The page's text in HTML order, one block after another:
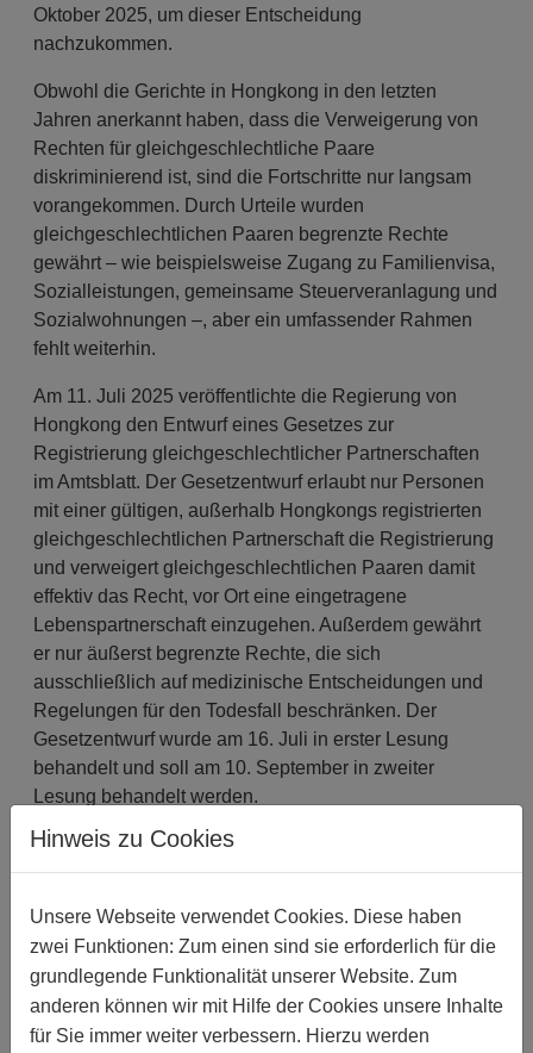
Oktober 2025, um dieser Entscheidung
nachzukommen.
Obwohl die Gerichte in Hongkong in den letzten
Jahren anerkannt haben, dass die Verweigerung von
Rechten für gleichgeschlechtliche Paare
diskriminierend ist, sind die Fortschritte nur langsam
vorangekommen. Durch Urteile wurden
gleichgeschlechtlichen Paaren begrenzte Rechte
gewährt – wie beispielsweise Zugang zu Familienvisa,
Sozialleistungen, gemeinsame Steuerveranlagung und
Sozialwohnungen –, aber ein umfassender Rahmen
fehlt weiterhin.
Am 11. Juli 2025 veröffentlichte die Regierung von
Hongkong den Entwurf eines Gesetzes zur
Registrierung gleichgeschlechtlicher Partnerschaften
im Amtsblatt. Der Gesetzentwurf erlaubt nur Personen
mit einer gültigen, außerhalb Hongkongs registrierten
gleichgeschlechtlichen Partnerschaft die Registrierung
und verweigert gleichgeschlechtlichen Paaren damit
effektiv das Recht, vor Ort eine eingetragene
Lebenspartnerschaft einzugehen. Außerdem gewährt
er nur äußerst begrenzte Rechte, die sich
ausschließlich auf medizinische Entscheidungen und
Regelungen für den Todesfall beschränken. Der
Gesetzentwurf wurde am 16. Juli in erster Lesung
behandelt und soll am 10. September in zweiter
Lesung behandelt werden.
08. SEPTEMBER 2025
MELDUNGEN | HONG KONG :
HONGKONG: 30 LGBTI-GRUPPEN AUS
ASIEN FORDERN DIE REGIERUNG VON
HONGKONG AUF, EINEN
Hinweis zu Cookies
Unsere Webseite verwendet Cookies. Diese haben
zwei Funktionen: Zum einen sind sie erforderlich für die
grundlegende Funktionalität unserer Website. Zum
anderen können wir mit Hilfe der Cookies unsere Inhalte
für Sie immer weiter verbessern. Hierzu werden